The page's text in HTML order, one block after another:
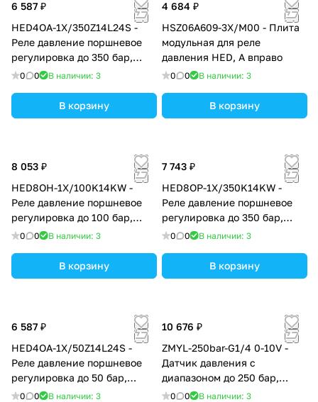
6 587 ₽
HED4OA-1X/350Z14L24S -
Реле давление поршневое
регулировка до 350 бар,
монтаж трубный
0 0 В наличии: 3
В корзину
4 684 ₽
HSZ06A609-3X/M00 - Плита
модульная для реле
давления HED, А вправо
0 0 В наличии: 3
В корзину
8 053 ₽
HED8OH-1X/100K14KW -
Реле давление поршневое
регулировка до 100 бар,
монтаж модульный (плита
регулирующий элемент
рукоятка со шкалой
0 0 В наличии: 3
В корзину
7 743 ₽
HED8OP-1X/350K14KW -
Реле давление поршневое
регулировка до 350 бар,
монтаж на плиту,
рукоятка со шкалой
0 0 В наличии: 3
В корзину
6 587 ₽
HED4OA-1X/50Z14L24S -
Реле давление поршневое
регулировка до 50 бар,
монтаж трубный
0 0 В наличии: 3
10 676 ₽
ZMYL-250bar-G1/4 0-10V -
Датчик давления с
диапазоном до 250 бар,
присоединительной
0 0 В наличии: 3